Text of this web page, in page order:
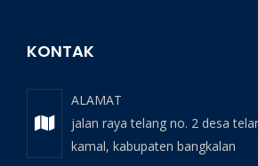
KONTAK
ALAMAT
jalan raya telang no. 2 desa
kamal, kabupaten bangkalan